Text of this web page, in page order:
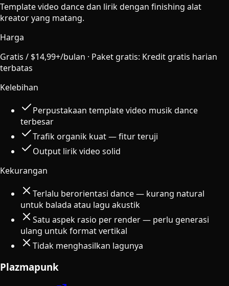
Template video dance dan lirik dengan finishing alat
kreator yang matang.
Harga
Gratis / $14,99+/bulan · Paket gratis: Kredit gratis harian
terbatas
Kelebihan
Perpustakaan template video musik dance
terbesar
Trafik organik kuat — fitur teruji
Output lirik video solid
Kekurangan
Terlalu berorientasi dance — kurang natural
untuk balada atau lagu akustik
Satu aspek rasio per render — perlu generasi
ulang untuk format vertikal
Tidak menghasilkan lagunya
Plazmapunk